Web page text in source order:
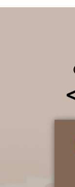
머리를 타고난 특별
진하던 그에게는 늘
추게 한다>는 한마디
자적으로 우위에 있
일요일에 모 방송에
일등만 좋아하는 더
부에 지칠때면 산책
은 낚시였다고 했다.